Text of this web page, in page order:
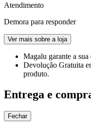
Atendimento
Demora para responder
Ver mais sobre a loja
Magalu garante a
Devolução Gratuita
produto.
Entrega e
Fechar